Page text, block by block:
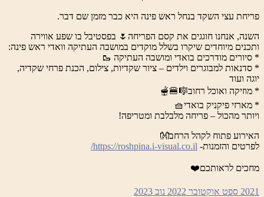
פריחת עצי השקד בנחל ראש פינה היא כבר מזמן שם דבר.
השנה, אנחנו חוגגים את קסם הפריחה🌷 בפסטיבל בו שפע אווירה
ותכנים מיוחדים שיקרו בשלל מוקדים במושבה העתיקה וואדי ראש פינה:
* סיורים מודרכים בואדי ומושבה העתיקה 🥾
* סדנאות למבוגרים וילדים – ציור שקדיות, צילום, הכנת פרחי שקדיה,
יוגה ועוד
* מוזיקה ואוכל רחוב🎼🍔🫕
* מארזי פיקניק בואדי🧺
ויותר מהכול – פריחה מלבלבת ומטריפה!
האירוע פתוח לקהל הרחב👐
לפרטים והזמנות- https://roshpina.i-visual.co.il/
מחכים לראותכם❤️
2021 ספט אוקטובר 2022 נוב 2023